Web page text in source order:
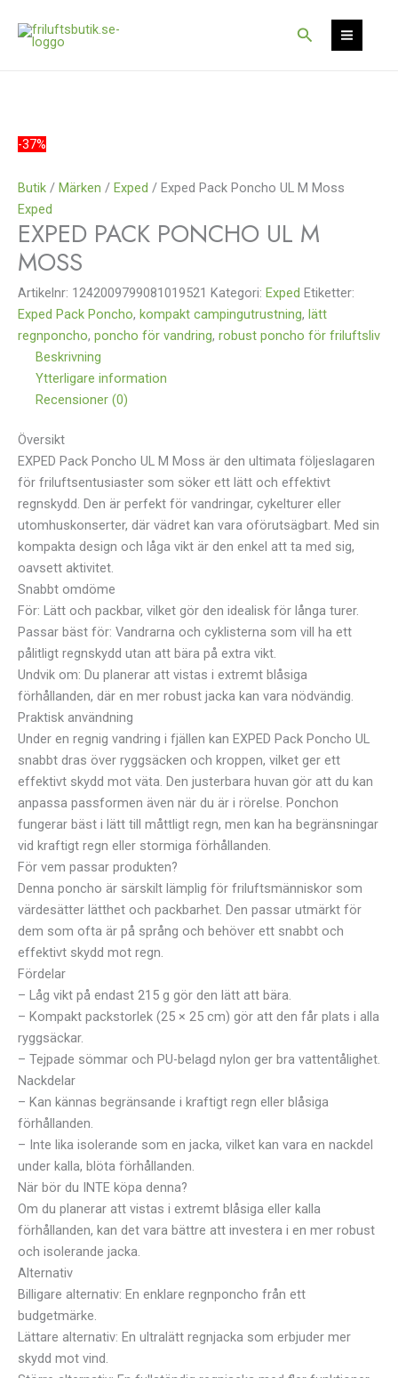
Sök
-37%
Butik / Märken / Exped / Exped Pack Poncho UL M Moss
Exped
EXPED PACK PONCHO UL M
MOSS
Artikelnr: 1242009799081019521 Kategori: Exped Etiketter:
Exped Pack Poncho, kompakt campingutrustning, lätt
regnponcho, poncho för vandring, robust poncho för friluftsliv
Beskrivning
Ytterligare information
Recensioner (0)
Översikt
EXPED Pack Poncho UL M Moss är den ultimata följeslagaren
för friluftsentusiaster som söker ett lätt och effektivt
regnskydd. Den är perfekt för vandringar, cykelturer eller
utomhuskonserter, där vädret kan vara oförutsägbart. Med sin
kompakta design och låga vikt är den enkel att ta med sig,
oavsett aktivitet.
Snabbt omdöme
För: Lätt och packbar, vilket gör den idealisk för långa turer.
Passar bäst för: Vandrarna och cyklisterna som vill ha ett
pålitligt regnskydd utan att bära på extra vikt.
Undvik om: Du planerar att vistas i extremt blåsiga
förhållanden, där en mer robust jacka kan vara nödvändig.
Praktisk användning
Under en regnig vandring i fjällen kan EXPED Pack Poncho UL
snabbt dras över ryggsäcken och kroppen, vilket ger ett
effektivt skydd mot väta. Den justerbara huvan gör att du kan
anpassa passformen även när du är i rörelse. Ponchon
fungerar bäst i lätt till måttligt regn, men kan ha begränsningar
vid kraftigt regn eller stormiga förhållanden.
För vem passar produkten?
Denna poncho är särskilt lämplig för friluftsmänniskor som
värdesätter lätthet och packbarhet. Den passar utmärkt för
dem som ofta är på språng och behöver ett snabbt och
effektivt skydd mot regn.
Fördelar
– Låg vikt på endast 215 g gör den lätt att bära.
– Kompakt packstorlek (25 × 25 cm) gör att den får plats i alla
ryggsäckar.
– Tejpade sömmar och PU-belagd nylon ger bra vattentålighet.
Nackdelar
– Kan kännas begränsande i kraftigt regn eller blåsiga
förhållanden.
– Inte lika isolerande som en jacka, vilket kan vara en nackdel
under kalla, blöta förhållanden.
När bör du INTE köpa denna?
Om du planerar att vistas i extremt blåsiga eller kalla
förhållanden, kan det vara bättre att investera i en mer robust
och isolerande jacka.
Alternativ
Billigare alternativ: En enklare regnponcho från ett
budgetmärke.
Lättare alternativ: En ultralätt regnjacka som erbjuder mer
skydd mot vind.
Rea!
ursprungliga